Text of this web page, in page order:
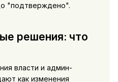
"подтверждено".
решения: что
власти и админ-
как изменения